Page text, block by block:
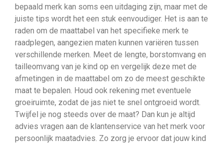
bepaald merk kan soms een uitdaging zijn, maar met de
juiste tips wordt het een stuk eenvoudiger. Het is aan te
raden om de maattabel van het specifieke merk te
raadplegen, aangezien maten kunnen variëren tussen
verschillende merken. Meet de lengte, borstomvang en
tailleomvang van je kind op en vergelijk deze met de
afmetingen in de maattabel om zo de meest geschikte
maat te bepalen. Houd ook rekening met eventuele
groeiruimte, zodat de jas niet te snel ontgroeid wordt.
Twijfel je nog steeds over de maat? Dan kun je altijd
advies vragen aan de klantenservice van het merk voor
persoonlijk maatadvies. Zo zorg je ervoor dat jouw kind